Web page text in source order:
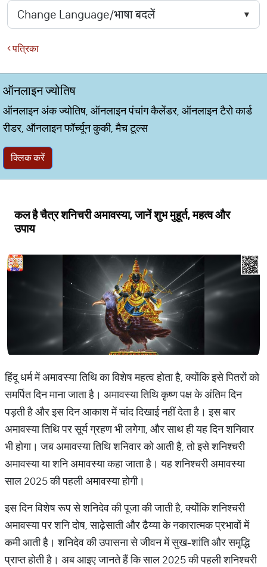
पत्रिका
ऑनलाइन ज्योतिष
ऑनलाइन अंक ज्योतिष, ऑनलाइन पंचांग कैलेंडर, ऑनलाइन टैरो कार्ड
रीडर, ऑनलाइन फॉर्च्यून कुकी, मैच टूल्स
क्लिक करें
कल है चैत्र शनिचरी अमावस्या, जानें शुभ मुहूर्त, महत्व और
उपाय
हिंदू धर्म में अमावस्या तिथि का विशेष महत्व होता है, क्योंकि इसे पितरों को
समर्पित दिन माना जाता है। अमावस्या तिथि कृष्ण पक्ष के अंतिम दिन
पड़ती है और इस दिन आकाश में चांद दिखाई नहीं देता है। इस बार
अमावस्या तिथि पर सूर्य ग्रहण भी लगेगा, और साथ ही यह दिन शनिवार
भी होगा। जब अमावस्या तिथि शनिवार को आती है, तो इसे शनिश्चरी
अमावस्या या शनि अमावस्या कहा जाता है। यह शनिश्चरी अमावस्या
साल 2025 की पहली अमावस्या होगी।
इस दिन विशेष रूप से शनिदेव की पूजा की जाती है, क्योंकि शनिश्चरी
अमावस्या पर शनि दोष, साढ़ेसाती और ढैय्या के नकारात्मक प्रभावों में
कमी आती है। शनिदेव की उपासना से जीवन में सुख-शांति और समृद्धि
प्राप्त होती है। अब आइए जानते हैं कि साल 2025 की पहली शनिश्चरी